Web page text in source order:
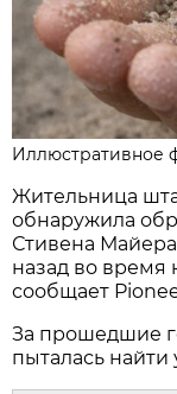
Иллюстративное
Жительница
обнаружила
Стивена
назад во время
сообщает
За прошедшие
пыталась